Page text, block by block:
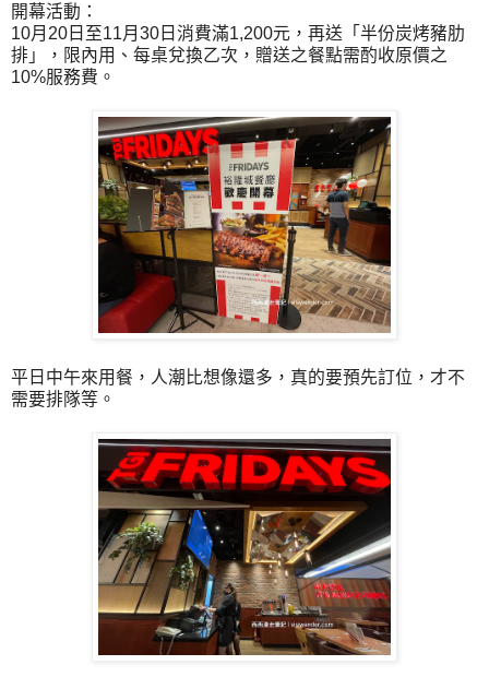
開幕活動：
10月20日至11月30日消費滿1,200元，再送「半份炭烤豬肋
排」，限內用、每桌兌換乙次，贈送之餐點需酌收原價之
10%服務費。
平日中午來用餐，人潮比想像還多，真的要預先訂位，才不
需要排隊等。